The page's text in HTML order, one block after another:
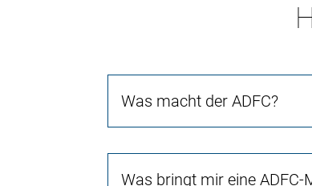
Was macht der ADFC?
Was bringt mir eine ADFC-